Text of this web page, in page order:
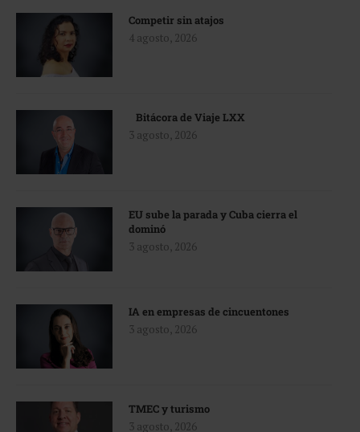
Competir sin atajos
4 agosto, 2026
Bitácora de Viaje LXX
3 agosto, 2026
EU sube la parada y Cuba cierra el
dominó
3 agosto, 2026
IA en empresas de cincuentones
3 agosto, 2026
TMEC y turismo
3 agosto, 2026